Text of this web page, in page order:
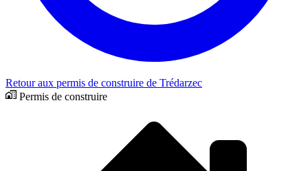
Retour aux permis de construire de Trédarzec
Permis de construire